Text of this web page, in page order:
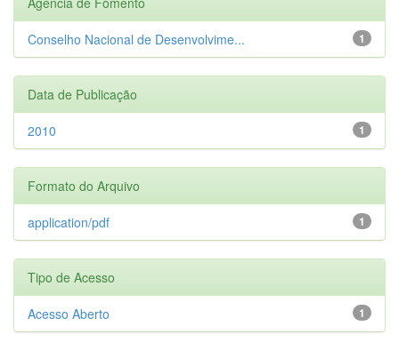
1
Conselho Nacional de Desenvolvime...
Data de Publicação
1
2010
Formato do Arquivo
1
application/pdf
Tipo de Acesso
1
Acesso Aberto